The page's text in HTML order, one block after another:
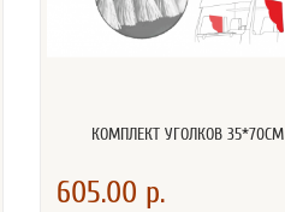
КОМПЛЕКТ УГОЛКОВ 35*70СМ
605.00 р.